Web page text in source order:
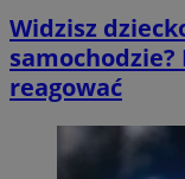
Widzisz
reagować